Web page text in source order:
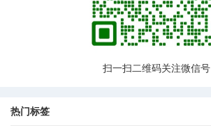
扫一扫二维码关注微信号
热门标签